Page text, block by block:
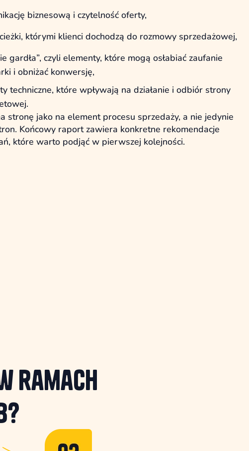
biznesową i czytelność oferty,
którymi klienci dochodzą do rozmowy sprzedażowej,
gardła”, czyli elementy, które mogą osłabiać zaufanie
i obniżać konwersję,
techniczne, które wpływają na działanie i odbiór strony
stronę jako na element procesu sprzedaży, a nie jedynie
Końcowy raport zawiera konkretne rekomendacje
które warto podjąć w pierwszej kolejności.
ramach